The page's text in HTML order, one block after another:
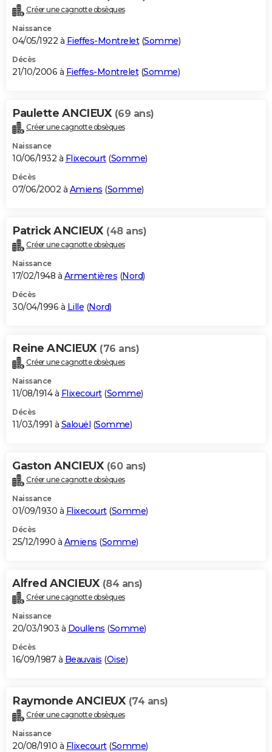
Créer une cagnotte obsèques
Naissance
04/05/1922 à Fieffes-Montrelet(Somme)
Décès
21/10/2006 à Fieffes-Montrelet(Somme)
Paulette ANCIEUX (69 ans)
Créer une cagnotte obsèques
Naissance
10/06/1932 à Flixecourt(Somme)
Décès
07/06/2002 à Amiens (Somme)
Patrick ANCIEUX (48 ans)
Créer une cagnotte obsèques
Naissance
17/02/1948 à Armentières (Nord)
Décès
30/04/1996 à Lille (Nord)
Reine ANCIEUX (76 ans)
Créer une cagnotte obsèques
Naissance
11/08/1914 à Flixecourt(Somme)
Décès
11/03/1991 à Salouël (Somme)
Gaston ANCIEUX (60 ans)
Créer une cagnotte obsèques
Naissance
01/09/1930 à Flixecourt(Somme)
Décès
25/12/1990 à Amiens (Somme)
Alfred ANCIEUX (84 ans)
Créer une cagnotte obsèques
Naissance
20/03/1903 à Doullens (Somme)
Décès
16/09/1987 à Beauvais (Oise)
Raymonde ANCIEUX (74 ans)
Créer une cagnotte obsèques
Naissance
20/08/1910 à Flixecourt(Somme)